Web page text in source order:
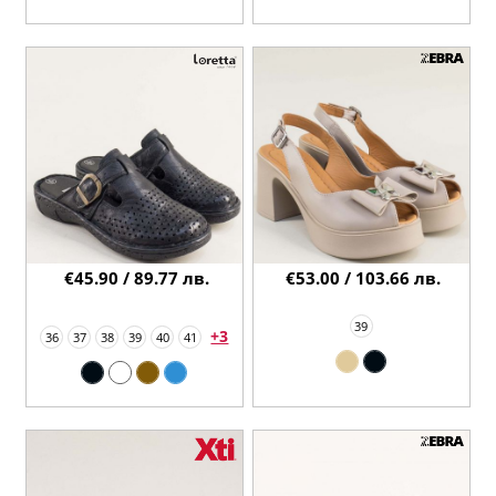
36 37 38 39 40 41 +3
€45.90 / 89.77 лв.
39
€53.00 / 103.66 лв.